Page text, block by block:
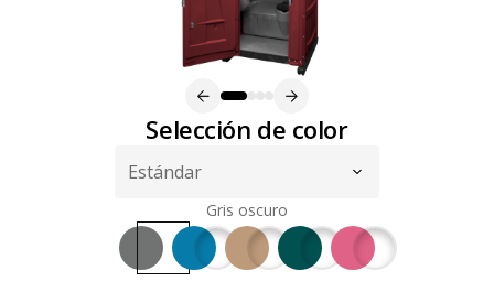
Selección de color
Gris oscuro